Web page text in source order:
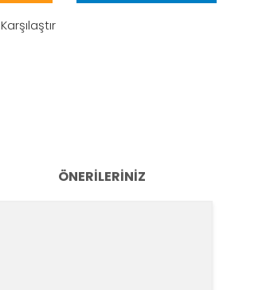
Karşılaştır
ÖNERILERINIZ